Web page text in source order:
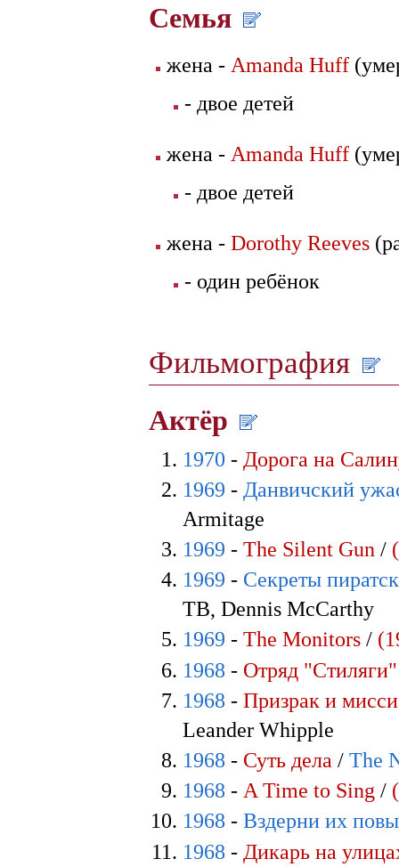
Семья
жена - Amanda Huff
- двое детей
жена - Amanda Huff
- двое детей
жена - Dorothy Reeves
- один ребёнок
Фильмография
Актёр
1970 - Дорога на
1969 - Данвичский
Armitage
1969 -The Silent Gun /
1969 - Секреты
ТВ, Dennis McCarthy
1969 -The Monitors /
1968 - Отряд "Стиляги"
1968 -Призрак и
Leander Whipple
1968 - Суть дела /The
1968 - A Time to Sing /
1968 -Вздерни их
1968 - Дикарь на